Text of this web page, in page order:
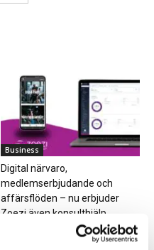
Business
Digital närvaro,
medlemserbjudande och
affärsflöden – nu erbjuder
Zoezi även konsulthjälp